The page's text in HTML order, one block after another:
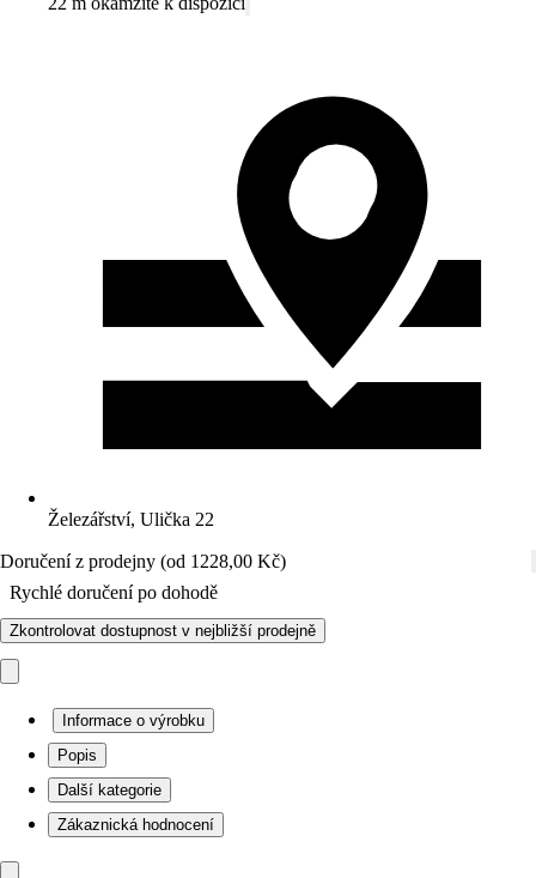
Železářství, Ulička 22
Doručení z prodejny (od 1228,00 Kč)
Rychlé doručení po dohodě
Zkontrolovat dostupnost v nejbližší prodejně
Informace o výrobku
Popis
Další kategorie
Zákaznická hodnocení